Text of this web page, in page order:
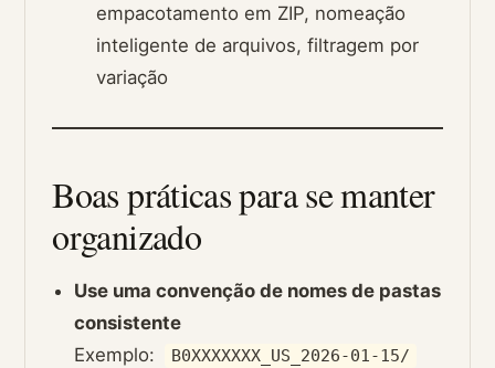
empacotamento em ZIP, nomeação
inteligente de arquivos, filtragem por
variação
Boas práticas para se manter
organizado
Use uma convenção de nomes de pastas
consistente
Exemplo:
B0XXXXXXX_US_2026-01-15/